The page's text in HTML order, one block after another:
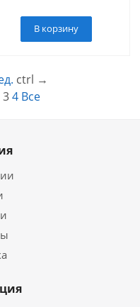
В корзину
ctrl →
3 4 Все